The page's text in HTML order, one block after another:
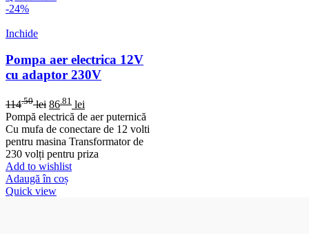
-24%
Inchide
Pompa aer electrica 12V
cu adaptor 230V
114.50 lei 86.81 lei
Pompă electrică de aer puternică
Cu mufa de conectare de 12 volti
pentru masina Transformator de
230 volți pentru priza
Add to wishlist
Adaugă în coș
Quick view